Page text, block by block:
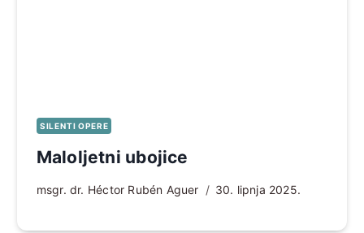
SILENTI OPERE
Maloljetni ubojice
msgr. dr. Héctor Rubén Aguer 30. lipnja 2025.